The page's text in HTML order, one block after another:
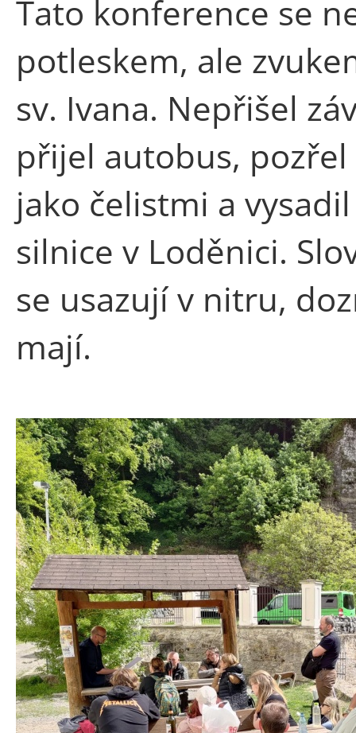
Tato konference se
potleskem, ale
sv. Ivana. Nepřišel
přijel autobus,
jako čelistmi a
silnice v Loděnici.
se usazují v nitru,
mají.